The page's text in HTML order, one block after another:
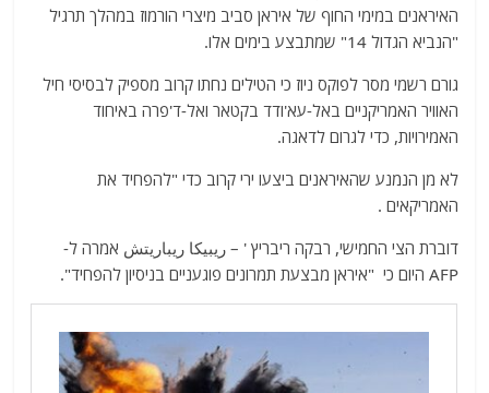
p
p
m
o
o
k
האיראנים במימי החוף של איראן סביב מיצרי הורמוז במהלך תרגיל
"הנביא הגדול 14" שמתבצע בימים אלו.
גורם רשמי מסר לפוקס ניוז כי הטילים נחתו קרוב מספיק לבסיסי חיל
האוויר האמריקניים באל-עא'ודד בקטאר ואל-ד'פרה באיחוד
האמירויות, כדי לגרום לדאגה.
לא מן הנמנע שהאיראנים ביצעו ירי קרוב כדי "להפחיד את
האמריקאים .
דוברת הצי החמישי, רבקה ריבריץ ' – ريبيكا ريباريتش אמרה ל-
AFP היום כי "איראן מבצעת תמרונים פוגעניים בניסיון להפחיד".